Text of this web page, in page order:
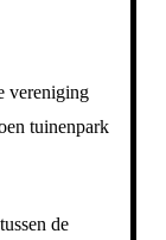
vereniging
tuinenpark
de